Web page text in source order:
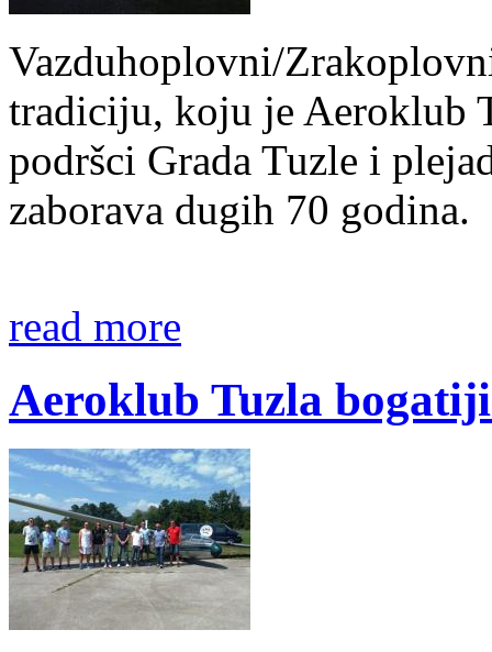
Vazduhoplovni/
tradiciju, koju je Aeroklub
podršci Grada Tuzle i
zaborava dugih 70 godina.
read more
Aeroklub Tuzla